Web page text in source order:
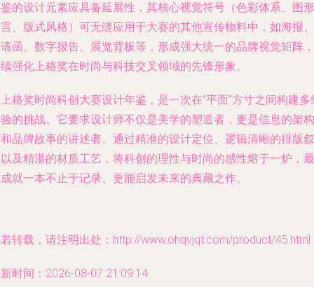
的设计元素应具备延展性，其核心视觉符号（色彩体系、图形
、版式风格）可无缝应用于大赛的其他宣传物料中，如海报、
函、数字报告、展览背板等，形成强大统一的品牌视觉矩阵，
强化上格奖在时尚与科技交叉领域的先锋形象。
格奖时尚科创大赛设计年鉴，是一次在“平面”方寸之间构建多
的挑战。它要求设计师不仅是美学的塑造者，更是信息的架构
品牌故事的讲述者。通过精准的设计定位、逻辑清晰的排版叙
及精湛的材质工艺，将科创的理性与时尚的感性熔于一炉，最
就一本不止于记录、更能启发未来的典藏之作。
转载，请注明出处：http://www.ohqvjqt.com/product/45.html
时间：2026-08-07 21:09:14